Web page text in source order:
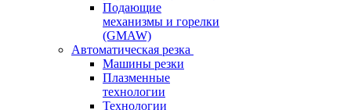
Подающие
механизмы и горелки
(GMAW)
Автоматическая резка
Машины резки
Плазменные
технологии
Технологии